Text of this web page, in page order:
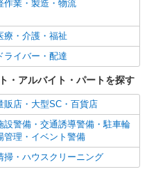
ます 【試用期間】 試
） 試用期間中の労働条件：変
区山田544-3
詳細を見る
）
※詳細は面接の際にご説明いた
作業・製造・物流
療・介護・福祉
ライバー・配達
・アルバイト・パートを探す
販店・大型SC・百貨店
設警備・交通誘導警備・駐車輪
管理・イベント警備
掃・ハウスクリーニング